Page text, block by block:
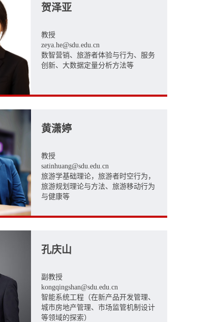
贺泽亚
教授
zeya.he@sdu.edu.cn
数智营销、旅游者体验与行为、服务
创新、大数据定量分析方法等
黄潇婷
教授
satinhuang@sdu.edu.cn
旅游学基础理论，旅游者时空行为，
旅游规划理论与方法、旅游移动行为
与健康等
孔庆山
副教授
kongqingshan@sdu.edu.cn
智能系统工程（在新产品开发管理、
城市房地产管理、市场监管机制设计
等领域的探索）